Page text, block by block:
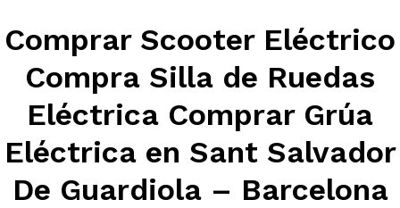
Comprar Scooter Eléctrico
Compra Silla de Ruedas
Eléctrica Comprar Grúa
Eléctrica en Sant Salvador
De Guardiola – Barcelona